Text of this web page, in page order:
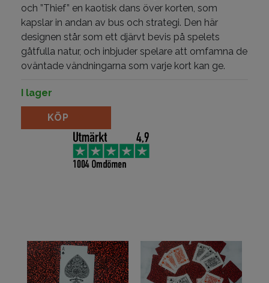
och ”Thief” en kaotisk dans över korten, som
kapslar in andan av bus och strategi. Den här
designen står som ett djärvt bevis på spelets
gåtfulla natur, och inbjuder spelare att omfamna de
oväntade vändningarna som varje kort kan ge.
I lager
Joker and the Thief - Crazy Back mängd
KÖP